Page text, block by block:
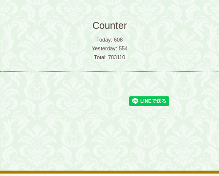
Counter
Today: 608
Yesterday: 554
Total: 783110